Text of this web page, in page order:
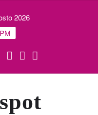
2026